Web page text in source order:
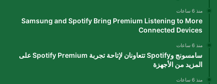
منذ 6 ساعات
Samsung and Spotify Bring Premium Listening to More
Connected Devices
منذ 6 ساعات
سامسونج وSpotify تتعاونان لإتاحة تجربة Spotify Premium على
المزيد من الأجهزة
منذ 6 ساعات